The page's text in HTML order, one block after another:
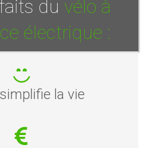
du vélo à
électrique :
la vie